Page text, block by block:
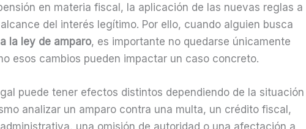
en materia fiscal, la aplicación de las nuevas reglas a
del interés legítimo. Por ello, cuando alguien busca
la ley de amparo, es importante no quedarse únicamente
esos cambios pueden impactar un caso concreto.
puede tener efectos distintos dependiendo de la situación
analizar un amparo contra una multa, un crédito fiscal,